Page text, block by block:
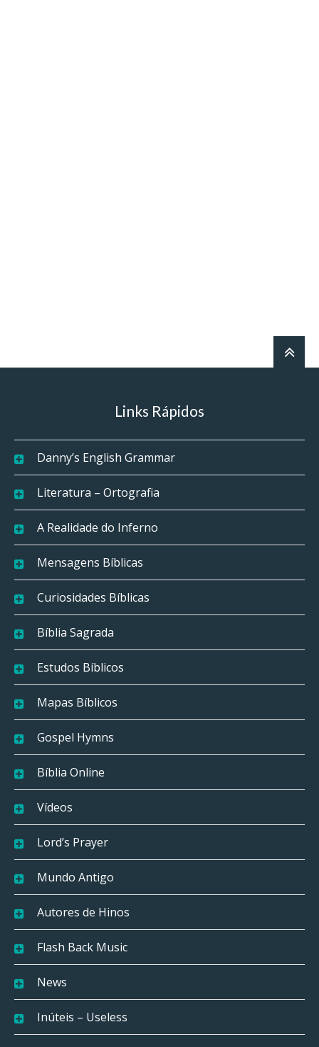
Links Rápidos
Danny’s English Grammar
Literatura – Ortografia
A Realidade do Inferno
Mensagens Bíblicas
Curiosidades Bíblicas
Bíblia Sagrada
Estudos Bíblicos
Mapas Bíblicos
Gospel Hymns
Bíblia Online
Vídeos
Lord’s Prayer
Mundo Antigo
Autores de Hinos
Flash Back Music
News
Inúteis – Useless